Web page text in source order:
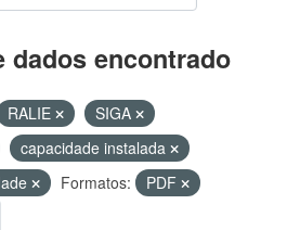
dados encontrado
RALIE
SIGA
capacidade instalada
Formatos:
PDF